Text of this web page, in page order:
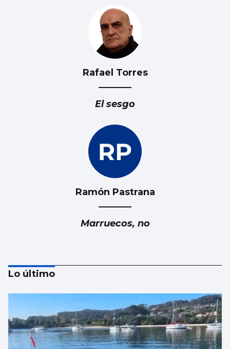
Rafael Torres
El sesgo
Ramón Pastrana
Marruecos, no
Luis Carlos de la Peña
Marruecos: ¿Fiable y responsable?
Lo último